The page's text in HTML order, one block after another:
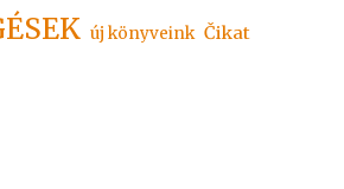
új könyveink Čikat